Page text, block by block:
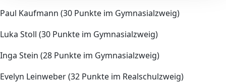
Paul Kaufmann (30 Punkte im Gymnasialzweig)
Luka Stoll (30 Punkte im Gymnasialzweig)
Inga Stein (28 Punkte im Gymnasialzweig)
Evelyn Leinweber (32 Punkte im Realschulzweig)